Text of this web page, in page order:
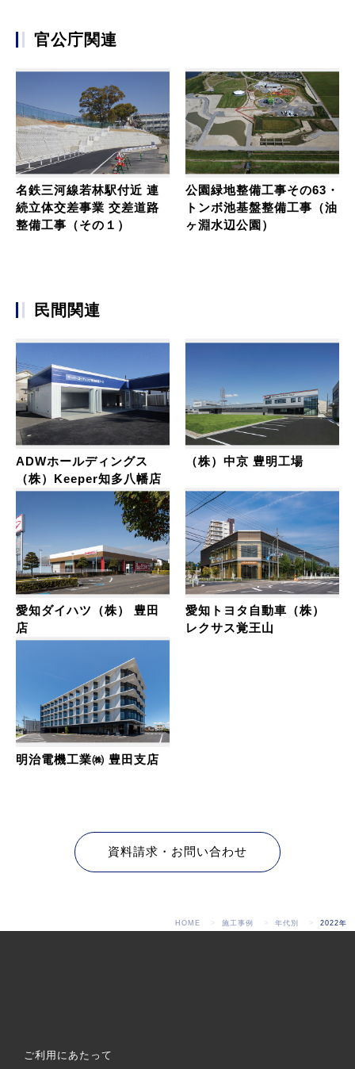
官公庁関連
名鉄三河線若林駅付近 連
続⽴体交差事業 交差道路
整備⼯事（その１）
公園緑地整備工事その63・
トンボ池基盤整備工事（油
ヶ淵水辺公園）
民間関連
ADWホールディングス
（株）Keeper知多八幡店
（株）中京 豊明工場
愛知ダイハツ（株） 豊田
店
愛知トヨタ自動車（株）
レクサス覚王山
明治電機工業㈱ 豊田支店
資料請求・お問い合わせ
HOME 施工事例 年代別 2022年
ご利用にあたって